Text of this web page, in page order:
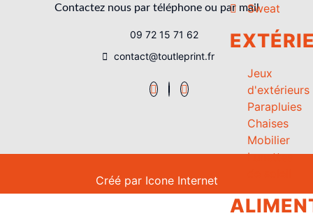
Sweat
Jeux
d'extérieurs
Parapluies
Chaises
Mobilier
Lunettes
Contactez nous par téléphone ou par mail
09 72 15 71 62
contact@toutleprint.fr
Créé par Icone Internet